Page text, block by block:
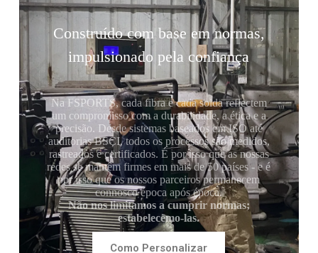
Construído com base em normas,
impulsionado pela confiança
Na FSPORTS, cada fibra e cada solda reflectem
um compromisso com a durabilidade, a ética e a
precisão. Desde sistemas baseados em ISO até
auditorias BSCI, todos os processos são medidos,
rastreados e certificados. É por isso que as nossas
redes se mantêm firmes em mais de 50 países - e é
por isso que os nossos parceiros permanecem
connosco época após época.
Não nos limitamos a cumprir normas;
estabelecemo-las.
Como Personalizar